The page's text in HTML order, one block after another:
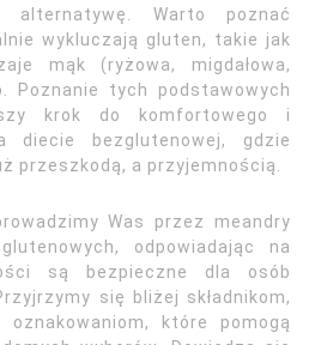
alternatywę. Warto poznać
wykluczają gluten, takie jak
mąk (ryżowa, migdałowa,
Poznanie tych podstawowych
krok do komfortowego i
diecie bezglutenowej, gdzie
przeszkodą, a przyjemnością.
Was przez meandry
odpowiadając na
są bezpieczne dla osób
się bliżej składnikom,
które pomogą